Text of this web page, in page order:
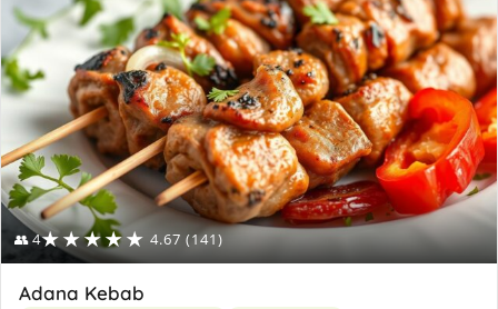
👥 4★★★★★ 4.67 (141)
Adana Kebab